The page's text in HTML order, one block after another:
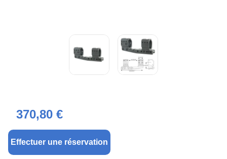
370,80 €
Effectuer une réservation